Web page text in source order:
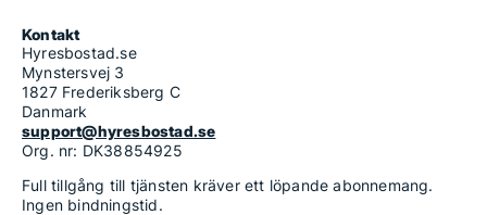
Kontakt
Hyresbostad.se
Mynstersvej 3
1827 Frederiksberg C
Danmark
support@hyresbostad.se
Org. nr: DK38854925
Full tillgång till tjänsten kräver ett löpande abonnemang.
Ingen bindningstid.